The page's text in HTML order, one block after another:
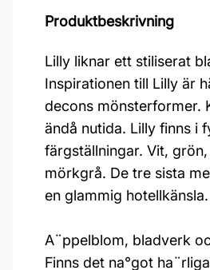
Produktbeskrivning
Lilly liknar ett stiliserat
Inspirationen till Lilly är
decons mönsterformer.
ändå nutida. Lilly finns i
färgställningar. Vit,
mörkgrå. De tre sista
en glammig hotellkänsla.
A¨ppelblom, bladverk
Finns det na°got